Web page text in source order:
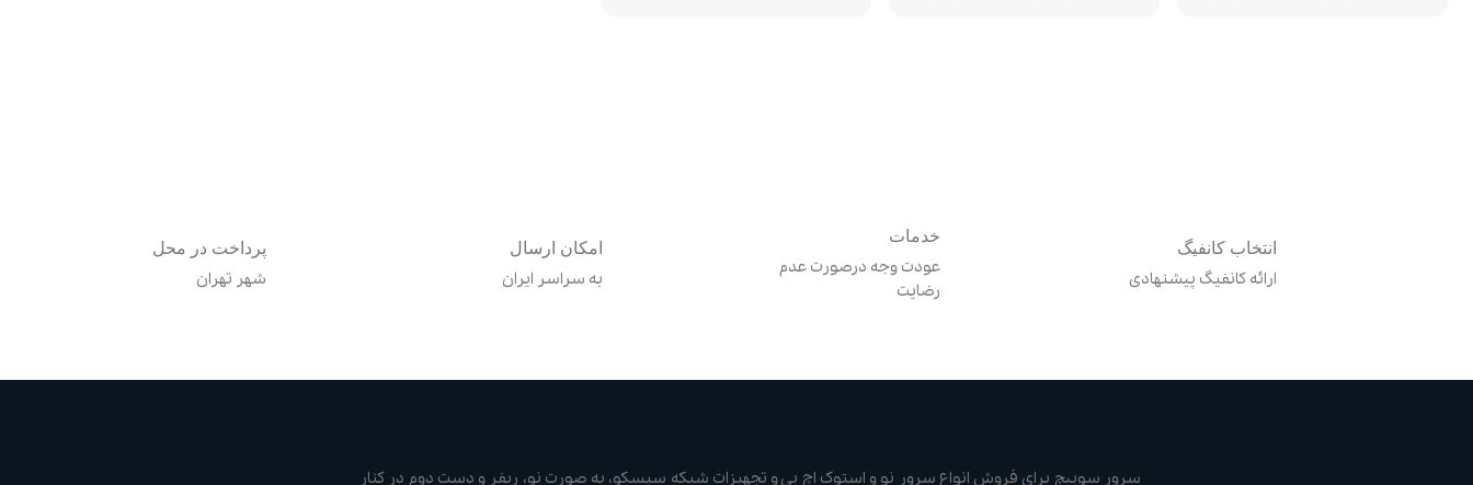
انتخاب کانفیگ
ارائه کانفیگ پیشنهادی
خدمات
عودت وجه درصورت عدم
رضایت
امکان ارسال
به سراسر ایران
پرداخت در محل
شهر تهران
سرور سوییچ برای فروش انواع سرور نو و استوک اچ پی و تجهیزات شبکه سیسکو، به صورت نو، ریفر و دست دوم در کنار